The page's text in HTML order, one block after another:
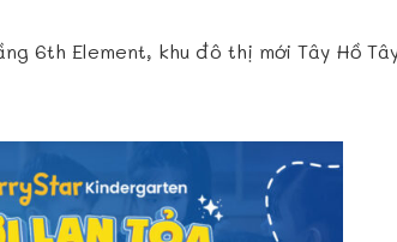
6th Element, khu đô thị mới Tây Hồ